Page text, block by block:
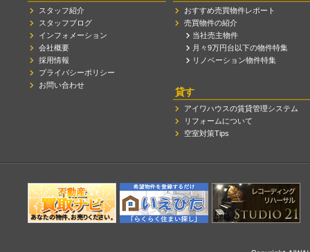
スタッフ紹介
スタッフブログ
インフォメーション
会社概要
採用情報
プライバシーポリシー
お問い合わせ
おすすめ売買物件レポート
売買物件の紹介
当社売主物件
月々9万円台以下の物件特集
リノベーション物件特集
貸す
アイワハウスの賃貸管理システム
リフォームについて
空室対策Tips